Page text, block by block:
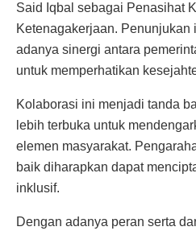
Said Iqbal sebagai Penasihat
Ketenagakerjaan. Penunjukan
adanya sinergi antara
untuk memperhatikan
Kolaborasi ini menjadi tanda
lebih terbuka untuk
elemen masyarakat.
baik diharapkan dapat
inklusif.
Dengan adanya peran serta